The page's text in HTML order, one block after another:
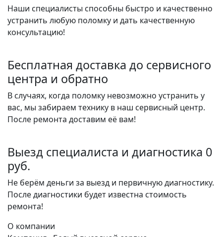
Наши специалисты способны быстро и качественно
устранить любую поломку и дать качественную
консультацию!
Бесплатная доставка до сервисного
центра и обратно
В случаях, когда поломку невозможно устранить у
вас, мы забираем технику в наш сервисный центр.
После ремонта доставим её вам!
Выезд специалиста и диагностика 0
руб.
Не берём деньги за выезд и первичную диагностику.
После диагностики будет известна стоимость
ремонта!
О компании